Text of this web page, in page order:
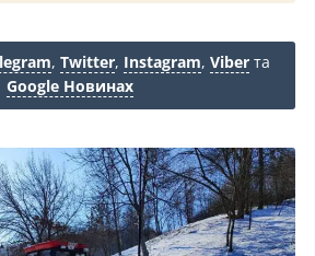
, Twitter, Instagram, Viber та
Google Новинах